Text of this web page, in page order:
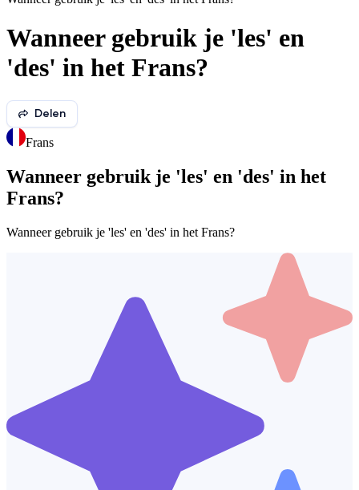
Wanneer gebruik je 'les' en
'des' in het Frans?
Delen
Frans
Wanneer gebruik je 'les' en 'des' in het
Frans?
Wanneer gebruik je 'les' en 'des' in het Frans?